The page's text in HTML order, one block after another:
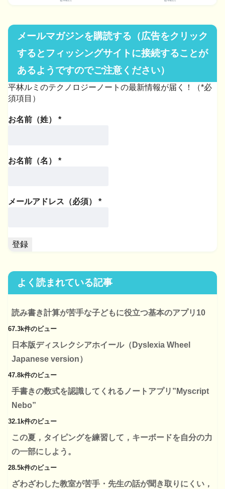
メールマガジンを購読する（広告をクリック
するとフィッシングサイトに接続することが
あるようですのでご注意ください）
平林ルミのテクノロジーノートの最新情報が届く！（*必
須項目）
お名前（姓） *
お名前（名） *
メールアドレス（必須） *
よく読まれている記事
読み書き計算が苦手な子どもに役立つ基本のアプリ10
67.3k件のビュー
日本版ディスレクシアホイール（Dyslexia Wheel
Japanese version）
47.8k件のビュー
手書きの数式を認識してくれるノートアプリ”Myscript
Nebo”
32.1k件のビュー
この夏，タイピングを練習して，キーボードを自分の力
の一部にしよう。
28.5k件のビュー
ざわざわした教室が苦手・先生の話が聞き取りにくい，